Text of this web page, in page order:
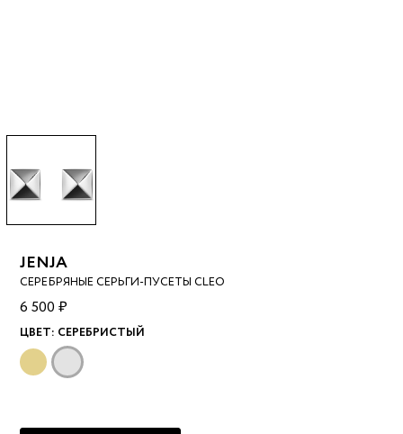
JENJA
СЕРЕБРЯНЫЕ СЕРЬГИ-ПУСЕТЫ CLEO
6 500 ₽
ЦВЕТ: СЕРЕБРИСТЫЙ